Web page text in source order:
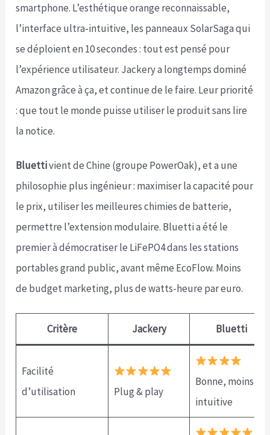
smartphone. L’esthétique orange reconnaissable,
l’interface ultra-intuitive, les panneaux SolarSaga qui
se déploient en 10 secondes : tout est pensé pour
l’expérience utilisateur. Jackery a longtemps dominé
Amazon grâce à ça, et continue de le faire. Leur priorité
: que tout le monde puisse utiliser le produit sans lire
la notice.
Bluettivient de Chine (groupe PowerOak), et a une
philosophie plus ingénieur : maximiser la capacité pour
le prix, utiliser les meilleures chimies de batterie,
permettre l’extension modulaire. Bluetti a été le
premier à démocratiser le LiFePO4 dans les stations
portables grand public, avant même EcoFlow. Moins
de budget marketing, plus de watts-heure par euro.
Critère Jackery Bluetti
Facilité
d’utilisation
Plug & play
Bonne, moins
intuitive